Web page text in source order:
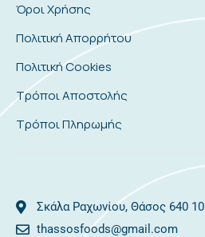
Όροι Χρήσης
Πολιτική Απορρήτου
Πολιτική Cookies
Τρόποι Αποστολής
Τρόποι Πληρωμής
Σκάλα Ραχωνίου, Θάσος 640 10
thassosfoods@gmail.com